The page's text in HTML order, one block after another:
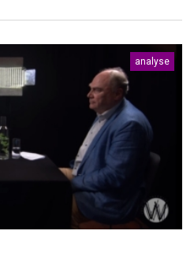
analyse